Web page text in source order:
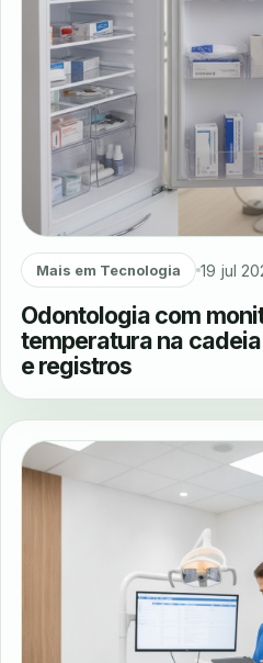
Mais em Tecnologia 19 jul
Odontologia com
temperatura na
e registros